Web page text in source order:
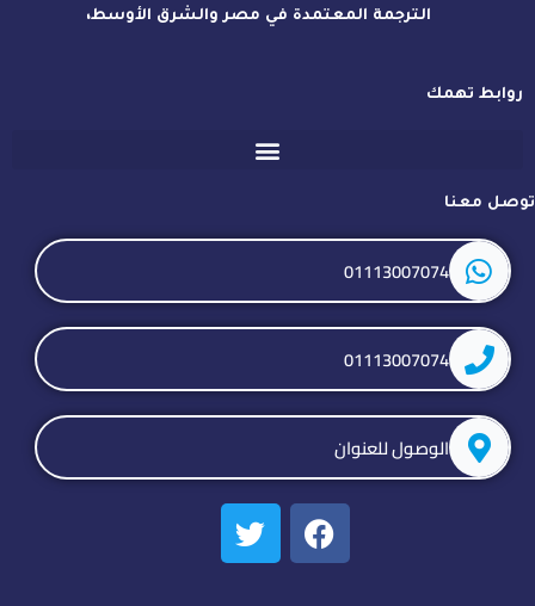
الترجمة المعتمدة في مصر والشرق الأوسط،
روابط تهمك
توصل معنا
01113007074
01113007074
الوصول للعنوان
F
a
c
T
w
i